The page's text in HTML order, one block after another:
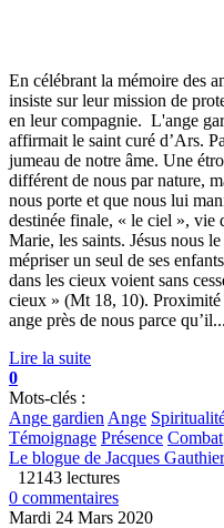
En célébrant la mémoire des
insiste sur leur mission de
en leur compagnie. L'ange
affirmait le saint curé d’Ars.
jumeau de notre âme. Une
différent de nous par nature,
nous porte et que nous lui
destinée finale, « le ciel », vie
Marie, les saints. Jésus nous
mépriser un seul de ses
dans les cieux voient sans
cieux » (Mt 18, 10). Proximité
ange près de nous parce qu’il...
Lire la suite
0
Mots-clés :
Ange gardien Ange
Témoignage Présence Combat
Le blogue de Jacques Gauthier
12143 lectures
0 commentaires
Mardi 24 Mars 2020